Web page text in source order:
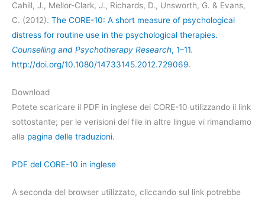
Cahill, J., Mellor-Clark, J., Richards, D., Unsworth, G. & Evans,
C. (2012). The CORE-10: A short measure of psychological
distress for routine use in the psychological therapies.
Counselling and Psychotherapy Research, 1–11.
http://doi.org/10.1080/14733145.2012.729069.
Download
Potete scaricare il PDF in inglese del CORE-10 utilizzando il link
sottostante; per le verisioni del file in altre lingue vi rimandiamo
alla pagina delle traduzioni.
PDF del CORE-10 in inglese
A seconda del browser utilizzato, cliccando sul link potrebbe